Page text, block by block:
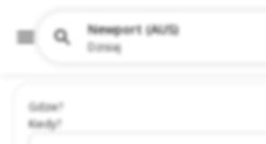
Gdzie?
Kiedy?
Newport (AUS)
Dzisiaj